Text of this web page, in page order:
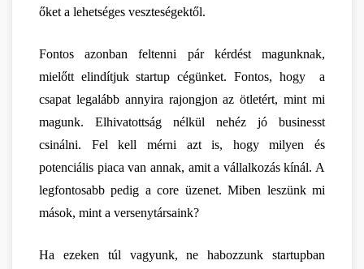
őket a lehetséges veszteségektől.
Fontos azonban feltenni pár kérdést magunknak,
mielőtt elindítjuk startup cégünket. Fontos, hogy  a
csapat legalább annyira rajongjon az ötletért, mint mi
magunk. Elhivatottság nélkül nehéz jó businesst
csinálni. Fel kell mérni azt is, hogy milyen és
potenciális piaca van annak, amit a vállalkozás kínál. A
legfontosabb pedig a core üzenet. Miben leszünk mi
mások, mint a versenytársaink?
Ha ezeken túl vagyunk, ne habozzunk startupban